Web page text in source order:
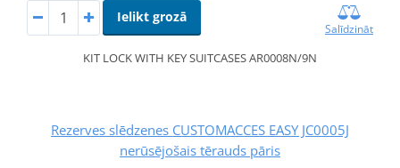
Ielikt grozā
Salīdzināt
KIT LOCK WITH KEY SUITCASES AR0008N/9N
Rezerves slēdzenes CUSTOMACCES EASY JC0005J
nerūsējošais tērauds pāris